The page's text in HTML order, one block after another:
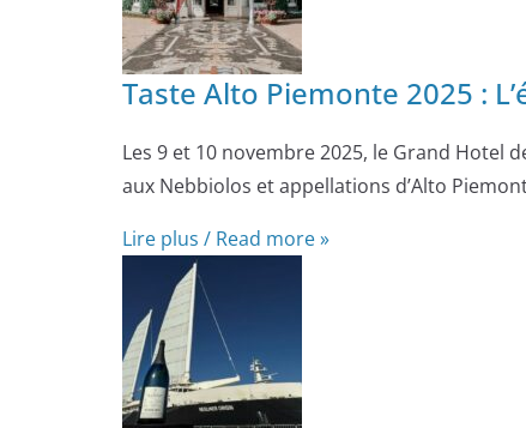
Taste Alto Piemonte 2025 :
Les 9 et 10 novembre 2025, le Grand Hotel
aux Nebbiolos et appellations d’Alto
Lire plus / Read more »